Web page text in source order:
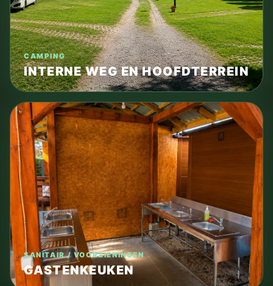
CAMPING
INTERNE WEG EN HOOFDTERREIN
SANITAIR / VOORZIENINGEN
GASTENKEUKEN